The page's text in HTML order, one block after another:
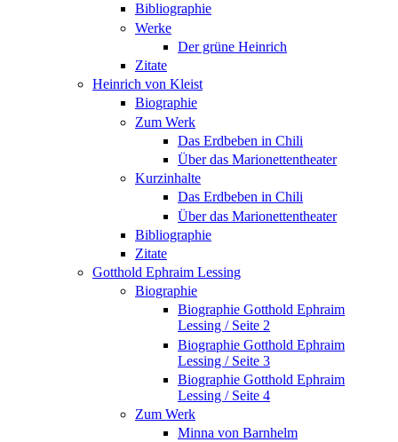
Bibliographie
Werke
Der grüne Heinrich
Zitate
Heinrich von Kleist
Biographie
Zum Werk
Das Erdbeben in Chili
Über das Marionettentheater
Kurzinhalte
Das Erdbeben in Chili
Über das Marionettentheater
Bibliographie
Zitate
Gotthold Ephraim Lessing
Biographie
Biographie Gotthold Ephraim
Lessing / Seite 2
Biographie Gotthold Ephraim
Lessing / Seite 3
Biographie Gotthold Ephraim
Lessing / Seite 4
Zum Werk
Minna von Barnhelm